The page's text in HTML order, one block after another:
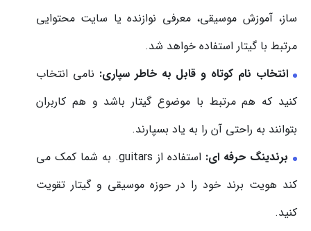
ساز، آموزش موسیقی، معرفی نوازنده یا سایت محتوایی
مرتبط با گیتار استفاده خواهد شد.
انتخاب نام کوتاه و قابل به خاطر سپاری: نامی انتخاب
کنید که هم مرتبط با موضوع گیتار باشد و هم کاربران
بتوانند به راحتی آن را به یاد بسپارند.
برندینگ حرفه ای:
استفاده از ‎.guitars‎ به شما کمک می
کند هویت برند خود را در حوزه موسیقی و گیتار تقویت
کنید.